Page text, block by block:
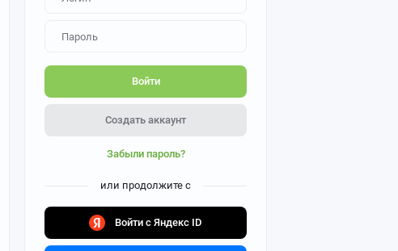
Войти
Создать аккаунт
Забыли пароль?
или продолжите с
Войти с Яндекс ID